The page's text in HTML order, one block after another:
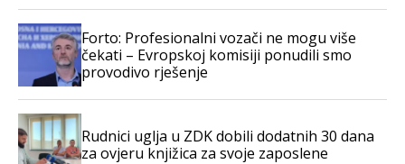
Forto: Profesionalni vozači ne mogu više
čekati – Evropskoj komisiji ponudili smo
provodivo rješenje
Rudnici uglja u ZDK dobili dodatnih 30 dana
za ovjeru knjižica za svoje zaposlene